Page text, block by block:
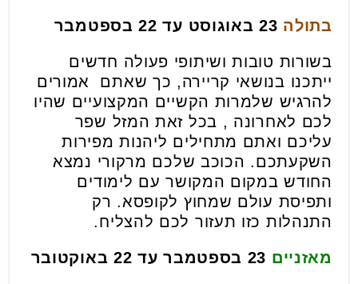
בתולה
בשורות טובות ושיתופי פעולה חדשים
ייתכנו בנושאי קריירה, כך שאתם אמורים
להרגיש שלמרות הקשיים המקצועיים שהיו
לכם לאחרונה , בכל זאת המזל שפר
עליכם ואתם מתחילים ליהנות מפירות
השקעתכם. הכוכב שלכם מרקורי נמצא
החודש במקום המקושר עם לימודים
ותפיסת עולם שמחוץ לקופסא. רק
התנהלות כזו תעזור לכם להצליח.
מאזניים